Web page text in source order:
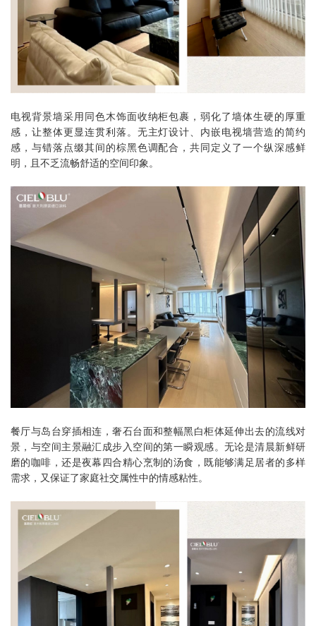
电视背景墙采用同色木饰面收纳柜包裹，弱化了墙体生硬的厚重
感，让整体更显连贯利落。无主灯设计、内嵌电视墙营造的简约
感，与错落点缀其间的棕黑色调配合，共同定义了一个纵深感鲜
明，且不乏流畅舒适的空间印象。
餐厅与岛台穿插相连，奢石台面和整幅黑白柜体延伸出去的流线对
景，与空间主景融汇成步入空间的第一瞬观感。无论是清晨新鲜研
磨的咖啡，还是夜幕四合精心烹制的汤食，既能够满足居者的多样
需求，又保证了家庭社交属性中的情感粘性。